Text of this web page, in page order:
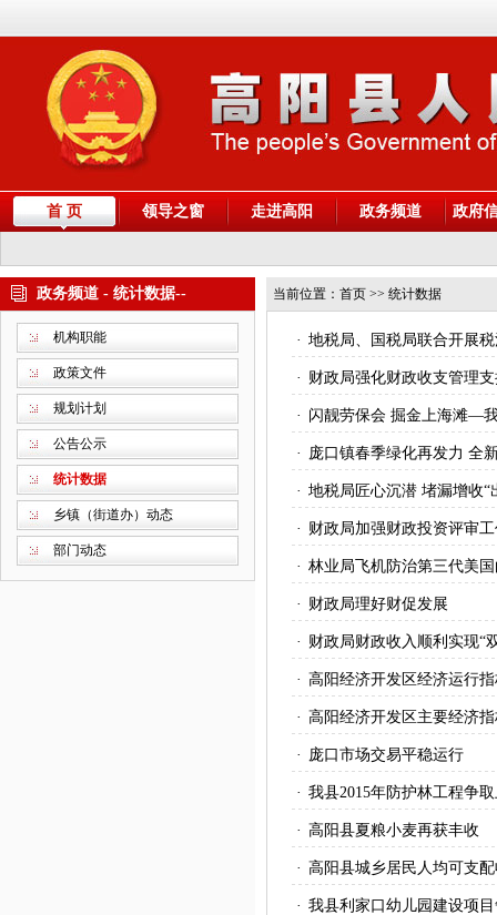
首 页 领导之窗 走进高阳 政务频道 政府
政务频道 - 统计数据--
机构职能
政策文件
规划计划
公告公示
统计数据
乡镇（街道办）动态
部门动态
当前位置： 首页 >> 统计数据
· 地税局、国税局联合开展
· 财政局强化财政收支管理
· 闪靓劳保会 掘金上海滩—
· 庞口镇春季绿化再发力 全
· 地税局匠心沉潜 堵漏增收“
· 财政局加强财政投资评审
· 林业局飞机防治第三代美
· 财政局理好财促发展
· 财政局财政收入顺利实现“
· 高阳经济开发区经济运行
· 高阳经济开发区主要经济
· 庞口市场交易平稳运行
· 我县2015年防护林工程争
· 高阳县夏粮小麦再获丰收
· 高阳县城乡居民人均可支
· 我县利家口幼儿园建设项